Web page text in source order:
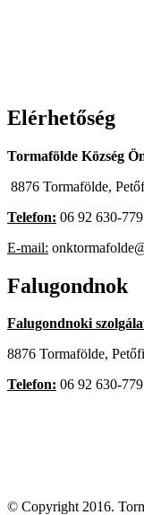
Elérhetőség
Tormafölde Község
8876 Tormafölde,
Telefon: 06 92 630-779
E-mail:
Falugondnok
Falugondnoki
8876 Tormafölde,
Telefon: 06 92 630-779
© Copyright 2016.